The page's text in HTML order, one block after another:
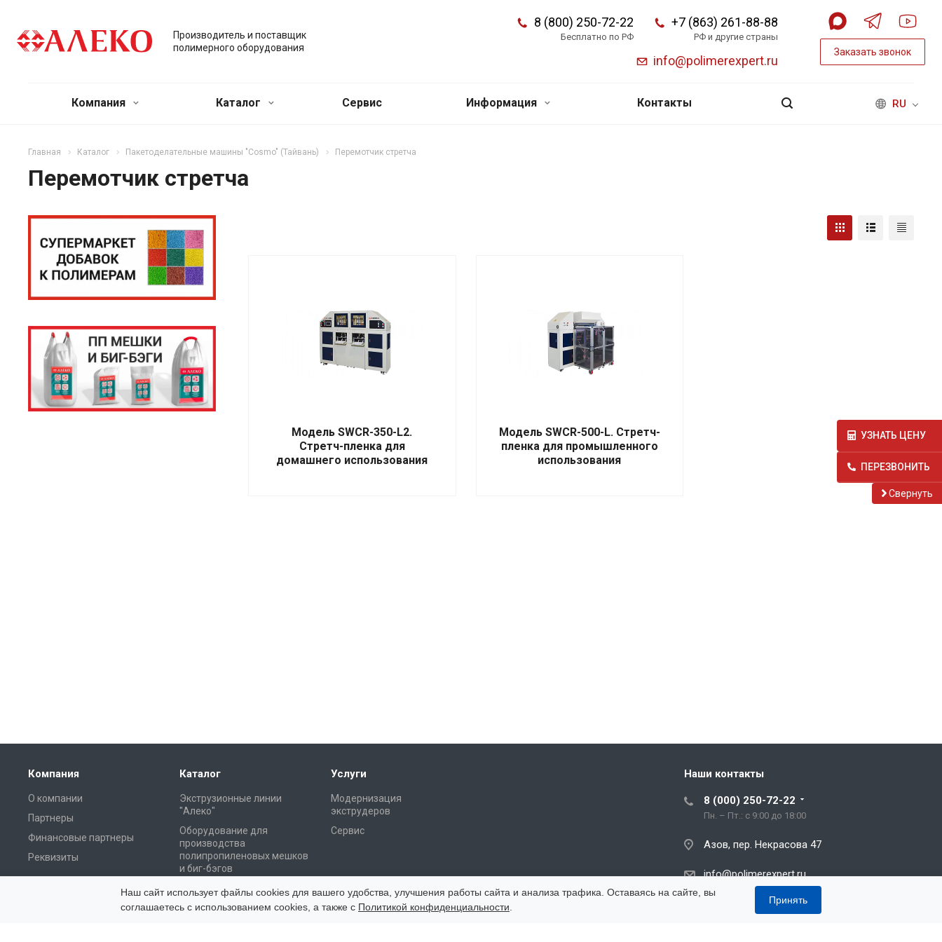
Производитель и поставщик
полимерного оборудования
8 (800) 250-72-22
Бесплатно по РФ
+7 (863) 261-88-88
РФ и другие страны
info@polimerexpert.ru
Заказать звонок
RU
Компания Каталог Сервис Информация Контакты
Главная Каталог Пакетоделательные машины "Cosmo" (Тайвань) Перемотчик стретча
Перемотчик стретча
Модель SWCR-350-L2.
Стретч-пленка для
домашнего использования
Модель SWCR-500-L. Стретч-
пленка для промышленного
использования
Компания
О компании
Партнеры
Финансовые партнеры
Реквизиты
Каталог
Экструзионные линии
"Алеко"
Оборудование для
производства
полипропиленовых мешков
и биг-бэгов
Оборудование для
вторичной переработки
Услуги
Модернизация
экструдеров
Сервис
Наши контакты
8 (000) 250-72-22
Пн. – Пт.: с 9:00 до 18:00
Азов, пер. Некрасова 47
info@polimerexpert.ru
УЗНАТЬ ЦЕНУ
ПЕРЕЗВОНИТЬ
Cвернуть
Наш сайт использует файлы cookies для вашего удобства, улучшения работы сайта и анализа трафика. Оставаясь на сайте, вы
соглашаетесь с использованием cookies, а также с Политикой конфиденциальности
Принять